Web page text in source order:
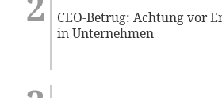
CEO-Betrug: Achtung vor
in Unternehmen